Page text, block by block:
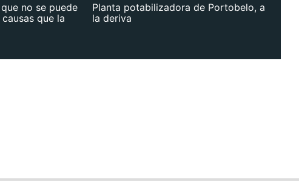
no se puede
que la
Planta potabilizadora de Portobelo, a
la deriva